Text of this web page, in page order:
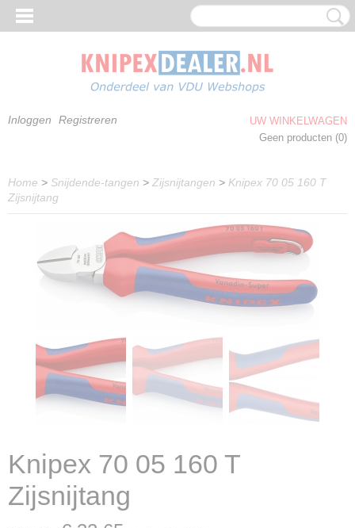
Inloggen Registreren
UW WINKELWAGEN
Geen producten (0)
Home > Snijdende-tangen > Zijsnijtangen > Knipex 70 05 160 T
Zijsnijtang
Knipex 70 05 160 T
Zijsnijtang